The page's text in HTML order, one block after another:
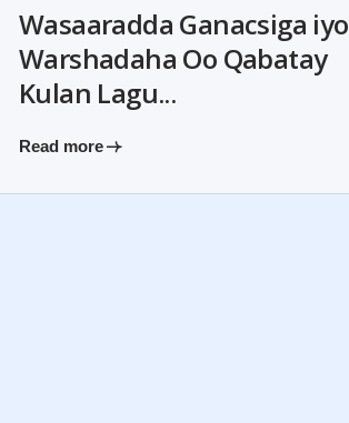
Wasaaradda Ganacsiga iyo
Warshadaha Oo Qabatay
Kulan Lagu...
Read more